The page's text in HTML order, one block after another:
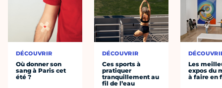
DÉCOUVRIR
Où donner son
sang à Paris cet
été ?
DÉCOUVRIR
Ces sports à
pratiquer
tranquillement au
fil de l’eau
Les
expos du
à faire en